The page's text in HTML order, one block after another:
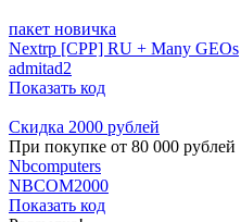
пакет новичка
Nextrp [CPP] RU + Many GEOs
admitad2
Показать код
Скидка 2000 рублей
При покупке от 80 000 рублей
Nbcomputers
NBCOM2000
Показать код